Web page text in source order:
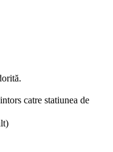
catre statiunea de